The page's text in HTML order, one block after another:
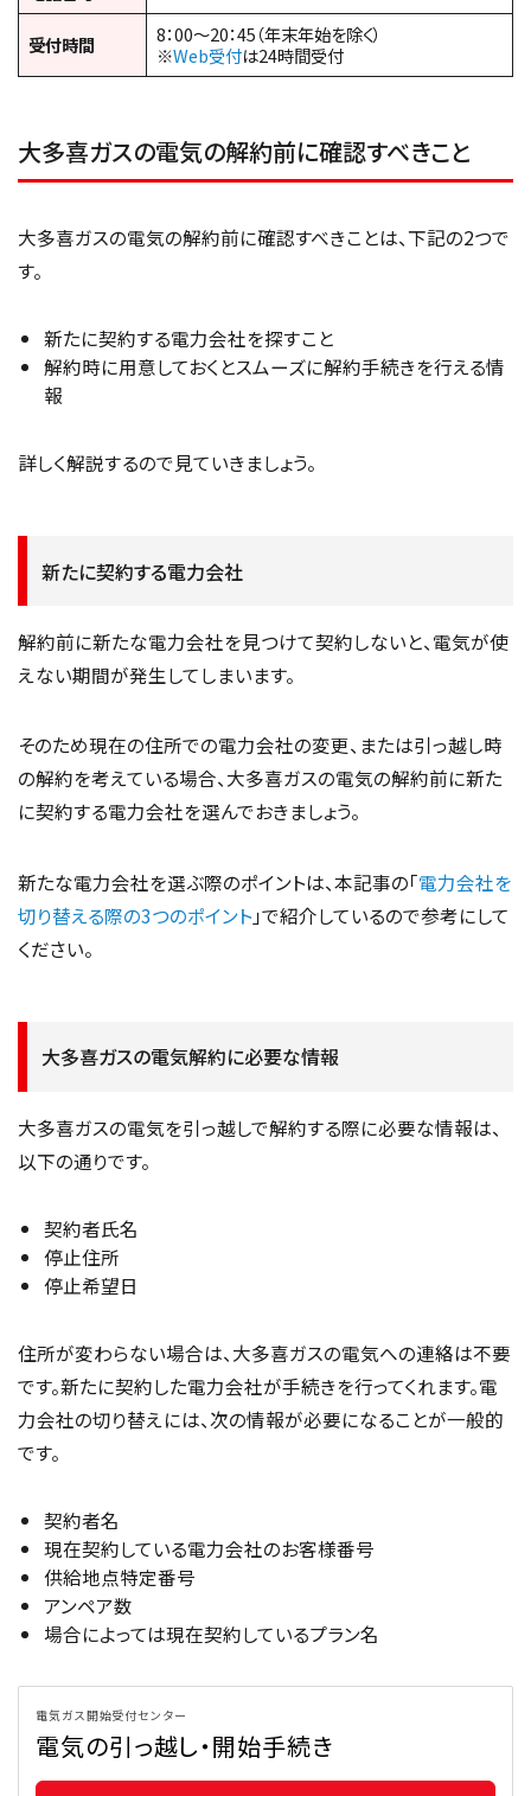
受付時間
8：00～20：45（年末年始を除く）
※Web受付は24時間受付
大多喜ガスの電気の解約前に確認すべきこと
大多喜ガスの電気の解約前に確認すべきことは、下記の2つで
す。
新たに契約する電力会社を探すこと
解約時に用意しておくとスムーズに解約手続きを行える情
報
詳しく解説するので見ていきましょう。
新たに契約する電力会社
解約前に新たな電力会社を見つけて契約しないと、電気が使
えない期間が発生してしまいます。
そのため現在の住所での電力会社の変更、または引っ越し時
の解約を考えている場合、大多喜ガスの電気の解約前に新た
に契約する電力会社を選んでおきましょう。
新たな電力会社を選ぶ際のポイントは、本記事の「電力会社を
切り替える際の3つのポイント」で紹介しているので参考にして
ください。
大多喜ガスの電気解約に必要な情報
大多喜ガスの電気を引っ越しで解約する際に必要な情報は、
以下の通りです。
契約者氏名
停止住所
停止希望日
住所が変わらない場合は、大多喜ガスの電気への連絡は不要
です。新たに契約した電力会社が手続きを行ってくれます。電
力会社の切り替えには、次の情報が必要になることが一般的
です。
契約者名
現在契約している電力会社のお客様番号
供給地点特定番号
アンペア数
場合によっては現在契約しているプラン名
電気ガス開始受付センター
電気の引っ越し・開始手続き